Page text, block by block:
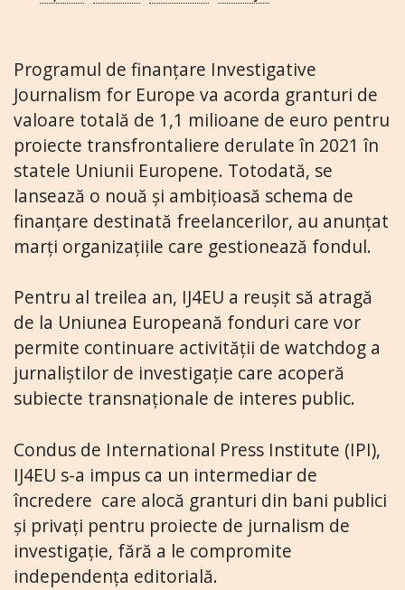
Programul de finanțare Investigative
Journalism for Europe va acorda granturi de
valoare totală de 1,1 milioane de euro pentru
proiecte transfrontaliere derulate în 2021 în
statele Uniunii Europene. Totodată, se
lansează o nouă și ambițioasă schema de
finanțare destinată freelancerilor, au anunțat
marți organizațiile care gestionează fondul.
Pentru al treilea an, IJ4EU a reușit să atragă
de la Uniunea Europeană fonduri care vor
permite continuare activității de watchdog a
jurnaliștilor de investigație care acoperă
subiecte transnaționale de interes public.
Condus de International Press Institute (IPI),
IJ4EU s-a impus ca un intermediar de
încredere care alocă granturi din bani publici
și privați pentru proiecte de jurnalism de
investigație, fără a le compromite
independența editorială.